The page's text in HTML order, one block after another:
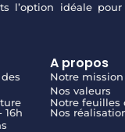
l’option idéale
16h
A propos
Notre mission
Nos valeurs
Notre feuilles
Nos